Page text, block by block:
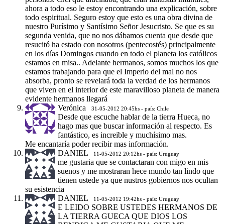
ahora a todo eso le estoy encontrando una explicación, sobre
todo espiritual. Seguro estoy que esto es una obra divina de
nuestro Purísimo y Santísimo Señor Jesucristo. Se que es su
segunda venida, que no nos dábamos cuenta que desde que
resucitó ha estado con nosotros (pentecostés) principalmente
en los días Domingos cuando en todo el planeta los católicos
estamos en misa.. Adelante hermanos, somos muchos los que
estamos trabajando para que el Imperio del mal no nos
absorba, pronto se revelará toda la verdad de los hermanos
que viven en el interior de este maravilloso planeta de manera
evidente hermanos llegará
Verónica
31-05-2012 20:45hs - país: Chile
Desde que escuche hablar de la tierra Hueca, no
hago mas que buscar información al respecto. Es
fantástico, es increible y muchísimo mas.
Me encantaría poder recibir mas información.
DANIEL
11-05-2012 20:12hs - país: Uruguay
me gustaria que se contactaran con migo en mis
suenos y me mostraran hece mundo tan lindo que
tienen ustede ya que nustros gobiernos nos ocultan
su esistencia
DANIEL
11-05-2012 19:42hs - país: Uruguay
E LEIDO SOBRE USTEDES HERMANOS DE
LA TIERRA GUECA QUE DIOS LOS